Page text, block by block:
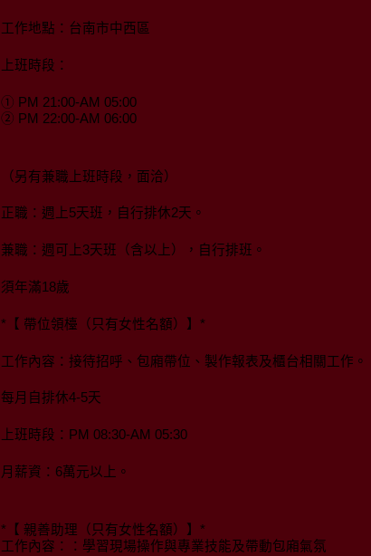
工作地點：台南市中西區
上班時段：
① PM 21:00-AM 05:00
② PM 22:00-AM 06:00
（另有兼職上班時段，面洽）
正職：週上5天班，自行排休2天。
兼職：週可上3天班（含以上），自行排班。
須年滿18歲
*【 帶位領檯（只有女性名額）】*
工作內容：接待招呼、包廂帶位、製作報表及櫃台相關工作。
每月自排休4-5天
上班時段：PM 08:30-AM 05:30
月薪資：6萬元以上。
*【 親善助理（只有女性名額）】*
工作內容：：學習現場操作與專業技能及帶動包廂氣氛